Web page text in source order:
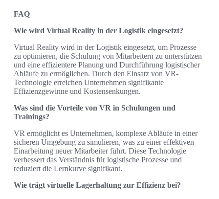
FAQ
Wie wird Virtual Reality in der Logistik eingesetzt?
Virtual Reality wird in der Logistik eingesetzt, um Prozesse
zu optimieren, die Schulung von Mitarbeitern zu unterstützen
und eine effizientere Planung und Durchführung logistischer
Abläufe zu ermöglichen. Durch den Einsatz von VR-
Technologie erreichen Unternehmen signifikante
Effizienzgewinne und Kostensenkungen.
Was sind die Vorteile von VR in Schulungen und
Trainings?
VR ermöglicht es Unternehmen, komplexe Abläufe in einer
sicheren Umgebung zu simulieren, was zu einer effektiven
Einarbeitung neuer Mitarbeiter führt. Diese Technologie
verbessert das Verständnis für logistische Prozesse und
reduziert die Lernkurve signifikant.
Wie trägt virtuelle Lagerhaltung zur Effizienz bei?